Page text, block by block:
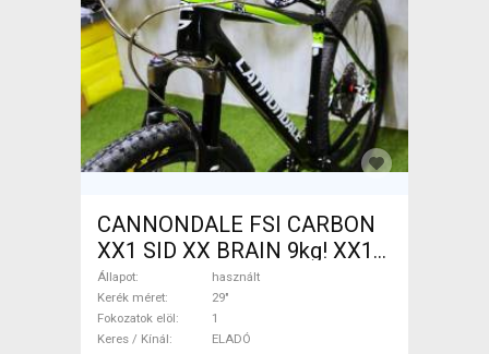
CANNONDALE FSI CARBON
XX1 SID XX BRAIN 9kg! XX1
EAGLE Mountain Bike 29" elöl
teleszkópos használt ELADÓ
Állapot
használt
Kerék méret
29"
Fokozatok elöl
1
Keres / Kínál
ELADÓ